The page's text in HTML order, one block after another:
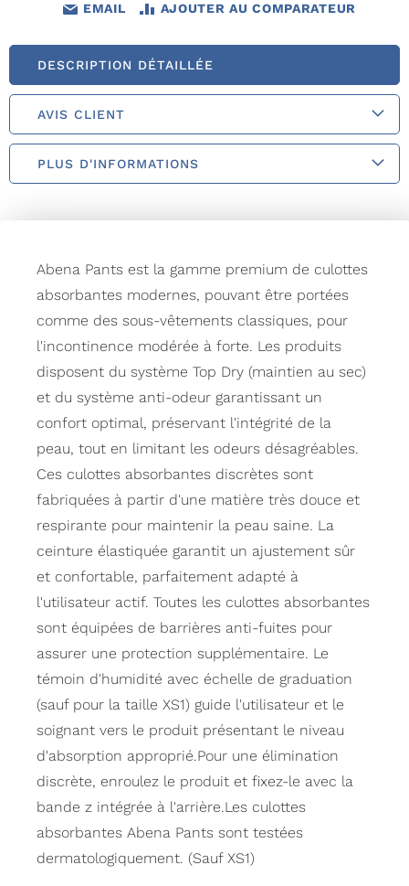
EMAIL AJOUTER AU COMPARATEUR
DESCRIPTION DÉTAILLÉE
AVIS CLIENT
PLUS D'INFORMATIONS
Abena Pants est la gamme premium de culottes
absorbantes modernes, pouvant être portées
comme des sous-vêtements classiques, pour
l'incontinence modérée à forte. Les produits
disposent du système Top Dry (maintien au sec)
et du système anti-odeur garantissant un
confort optimal, préservant l'intégrité de la
peau, tout en limitant les odeurs désagréables.
Ces culottes absorbantes discrètes sont
fabriquées à partir d'une matière très douce et
respirante pour maintenir la peau saine. La
ceinture élastiquée garantit un ajustement sûr
et confortable, parfaitement adapté à
l'utilisateur actif. Toutes les culottes absorbantes
sont équipées de barrières anti-fuites pour
assurer une protection supplémentaire. Le
témoin d'humidité avec échelle de graduation
(sauf pour la taille XS1) guide l'utilisateur et le
soignant vers le produit présentant le niveau
d'absorption approprié.Pour une élimination
discrète, enroulez le produit et fixez-le avec la
bande z intégrée à l'arrière.Les culottes
absorbantes Abena Pants sont testées
dermatologiquement. (Sauf XS1)